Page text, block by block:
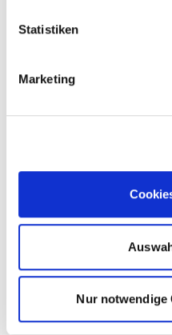
Statistiken
Marketing
Nur notwendige